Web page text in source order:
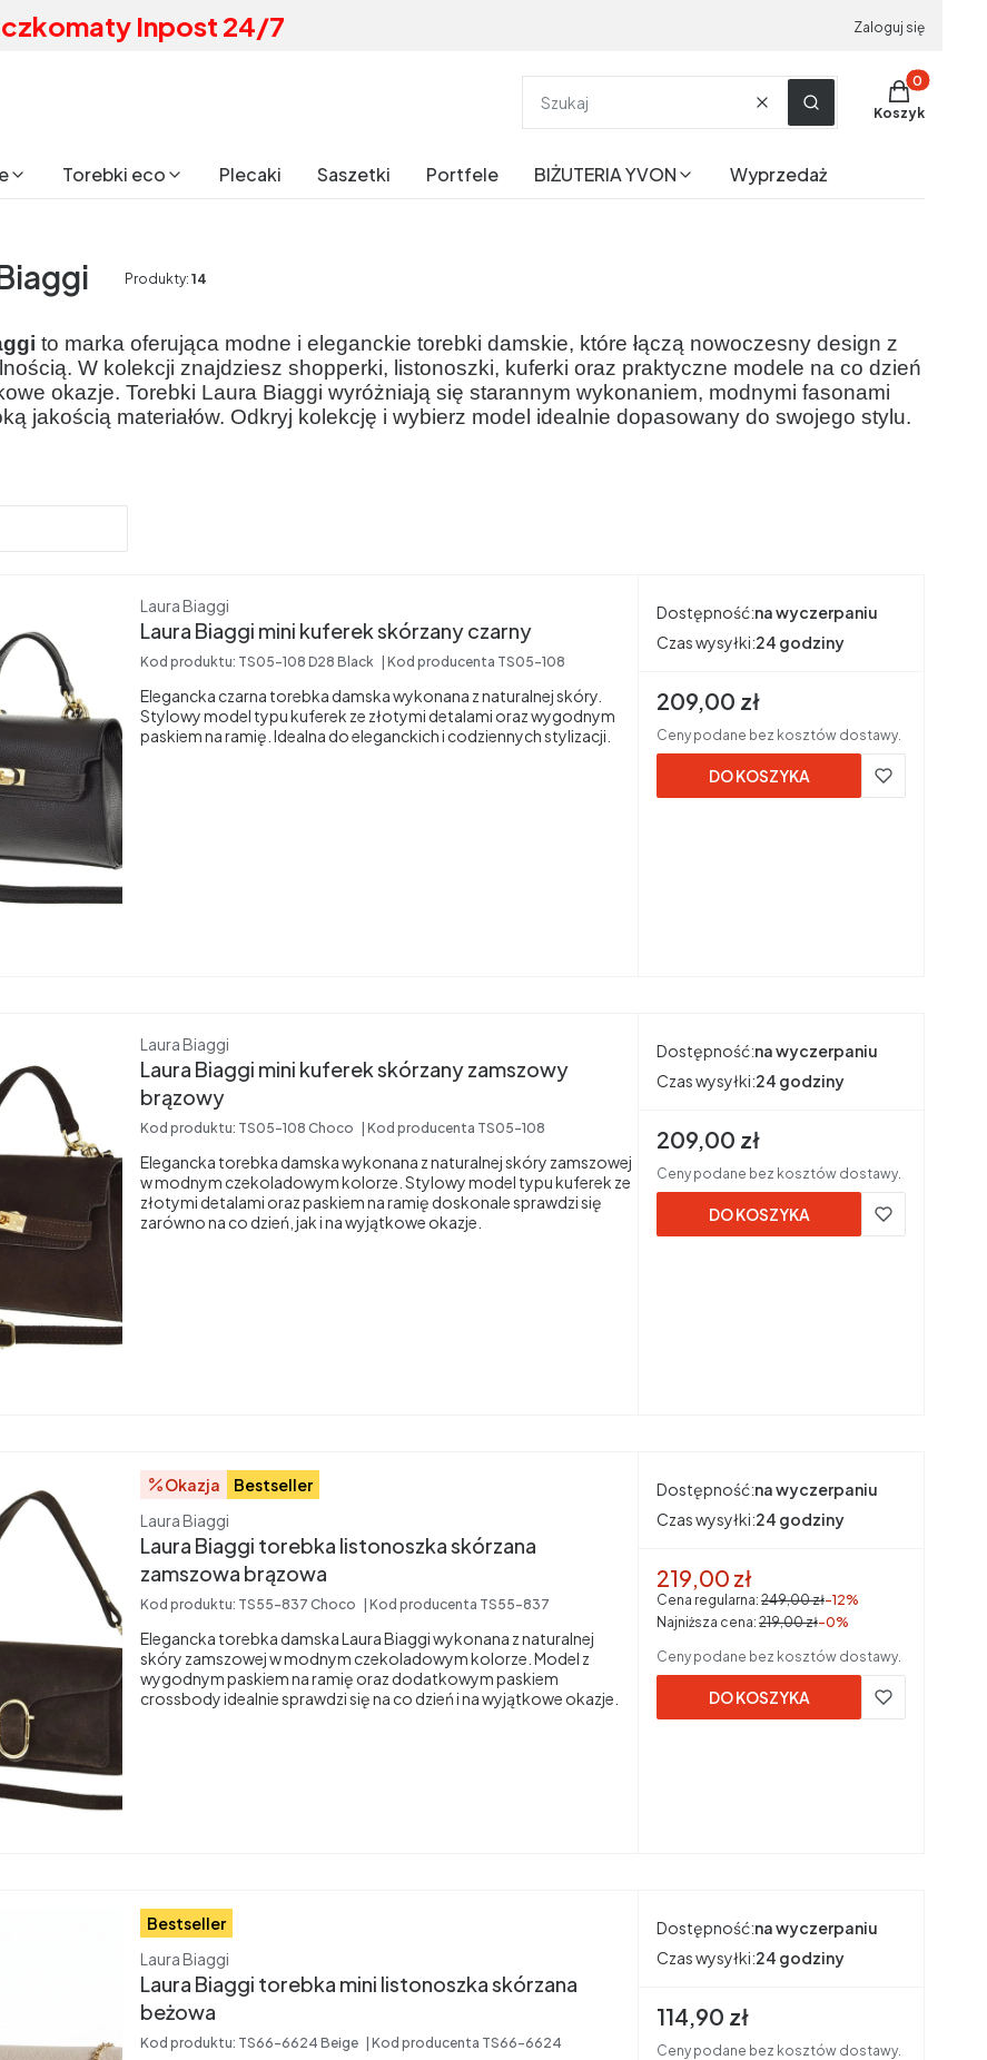
Inpost 24/7 Zaloguj się
WyczyśćSzukaj
Produkty w
Koszyk
Torebki eco Plecaki Saszetki Portfele BIŻUTERIA YVON
Wyprzedaż
Produkty: 14
to marka oferująca modne i eleganckie torebki damskie, które łączą nowoczesny design z
W kolekcji znajdziesz shopperki, listonoszki, kuferki oraz praktyczne modele na co dzień
okazje. Torebki Laura Biaggi wyróżniają się starannym wykonaniem, modnymi fasonami
jakością materiałów. Odkryj kolekcję i wybierz model idealnie dopasowany do swojego stylu.
Producent
Laura Biaggi
Laura Biaggi mini kuferek skórzany czarny
Kod produktu: TS05-108 D28 Black Kod producenta TS05-108
Elegancka czarna torebka damska wykonana z naturalnej skóry.
Stylowy model typu kuferek ze złotymi detalami oraz wygodnym
paskiem na ramię. Idealna do eleganckich i codziennych stylizacji.
Dostępność:na wyczerpaniu
Czas wysyłki:24 godziny
Cena brutto
209,00 zł
Ceny podane bez kosztów dostawy.
DO KOSZYKA
Producent
Laura Biaggi
Laura Biaggi mini kuferek skórzany zamszowy
brązowy
Kod produktu: TS05-108 Choco Kod producenta TS05-108
Elegancka torebka damska wykonana z naturalnej skóry zamszowej
w modnym czekoladowym kolorze. Stylowy model typu kuferek ze
złotymi detalami oraz paskiem na ramię doskonale sprawdzi się
zarówno na co dzień, jak i na wyjątkowe okazje.
Dostępność:na wyczerpaniu
Czas wysyłki:24 godziny
Cena brutto
209,00 zł
Ceny podane bez kosztów dostawy.
DO KOSZYKA
Okazja
Bestseller
Producent
Laura Biaggi
Laura Biaggi torebka listonoszka skórzana
zamszowa brązowa
Kod produktu: TS55-837 Choco Kod producenta TS55-837
Elegancka torebka damska Laura Biaggi wykonana z naturalnej
skóry zamszowej w modnym czekoladowym kolorze. Model z
wygodnym paskiem na ramię oraz dodatkowym paskiem
crossbody idealnie sprawdzi się na co dzień i na wyjątkowe okazje.
Dostępność:na wyczerpaniu
Czas wysyłki:24 godziny
Cena promocyjna brutto
219,00 zł
Cena regularna: 249,00 zł-12%
Najniższa cena: 219,00 zł-0%
Ceny podane bez kosztów dostawy.
DO KOSZYKA
Bestseller
Producent
Laura Biaggi
Laura Biaggi torebka mini listonoszka skórzana
beżowa
Kod produktu: TS66-6624 Beige Kod producenta TS66-6624
Dostępność:na wyczerpaniu
Czas wysyłki:24 godziny
Cena brutto
114,90 zł
Ceny podane bez kosztów dostawy.